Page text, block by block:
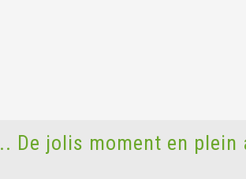
De jolis moment en plein